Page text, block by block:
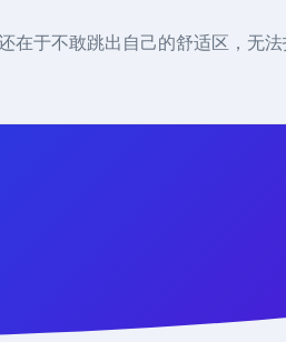
于不敢跳出自己的舒适区，无法